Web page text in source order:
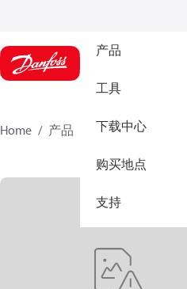
产品
工具
下载中心
购买地点
支持
Home 产品 097B82296